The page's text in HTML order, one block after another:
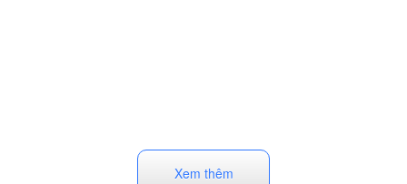
Xem thêm